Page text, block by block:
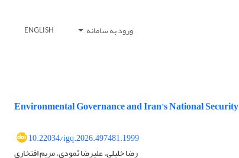
ورود به سامانه ENGLISH
Environmental Governance and Iran's National Security
10.22034/igq.2026.497481.1999
رضا خلیلی، علیرضا ثمودی، مریم افتخاری